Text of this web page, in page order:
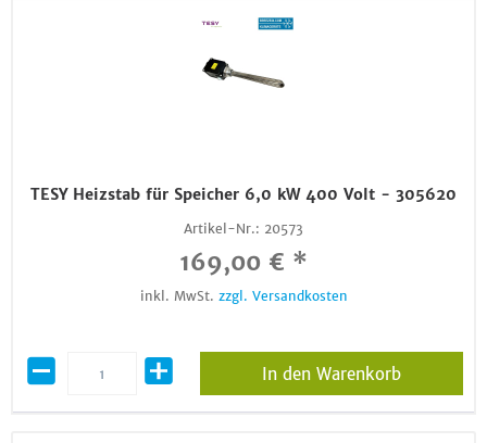
TESY Heizstab für Speicher 6,0 kW 400 Volt - 305620
Artikel-Nr.: 20573
169,00 € *
inkl. MwSt. zzgl. Versandkosten
In den Warenkorb